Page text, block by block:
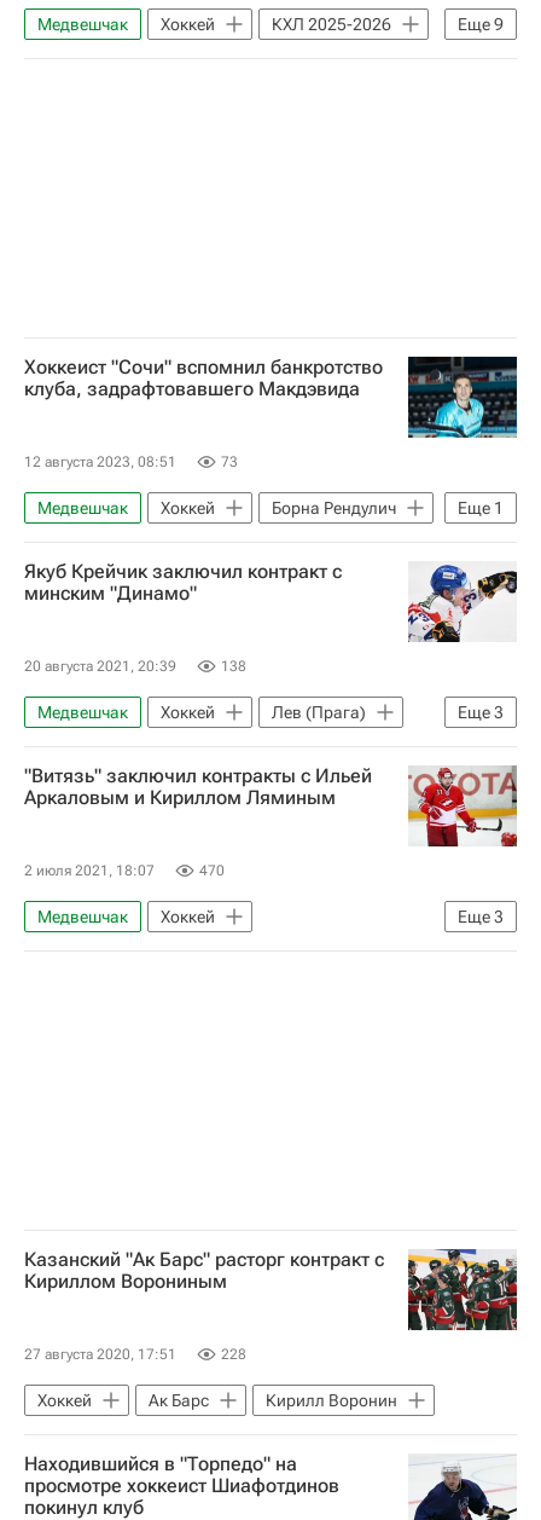
Еще9
Медвешчак Хоккей
КХЛ 2025-2026
Национальная хоккейная лига (НХЛ)
Хоккеист "Сочи" вспомнил банкротство
клуба, задрафтовавшего Макдэвида
12 августа 2023, 08:51 73
Еще 1
Медвешчак Хоккей
Борна Рендулич
КХЛ 2025-2026
Якуб Крейчик заключил контракт с
минским "Динамо"
20 августа 2021, 20:39 138
Еще3
Медвешчак Хоккей
Лев (Прага)
Йокерит
ХК Динамо (Москва)
Якуб Крейчик
"Витязь" заключил контракты с Ильей
Аркаловым и Кириллом Ляминым
2 июля 2021, 18:07 470
Еще3
Медвешчак
Хоккей
ХК Динамо (Москва)
Авангард
Казанский "Ак Барс" расторг контракт с
Кириллом Ворониным
27 августа 2020, 17:51 228
Хоккей Ак Барс Кирилл Воронин
Находившийся в "Торпедо" на
просмотре хоккеист Шиафотдинов
покинул клуб